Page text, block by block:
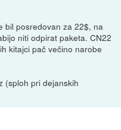
bil posredovan za 22$, na
niti odpirat paketa. CN22
kitajci pač večino narobe
(sploh pri dejanskih